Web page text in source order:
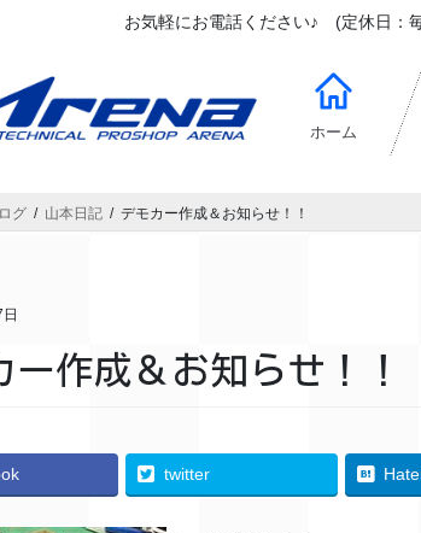
お気軽にお電話ください♪ (定休日：
ホーム
グ 山本日記 デモカー作成＆お知らせ！！
ー作成＆お知らせ！！
twitter